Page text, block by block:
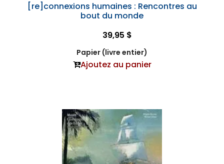
[re]connexions humaines : Rencontres au
bout du monde
39,95 $
Papier (livre entier)
Ajoutez au panier